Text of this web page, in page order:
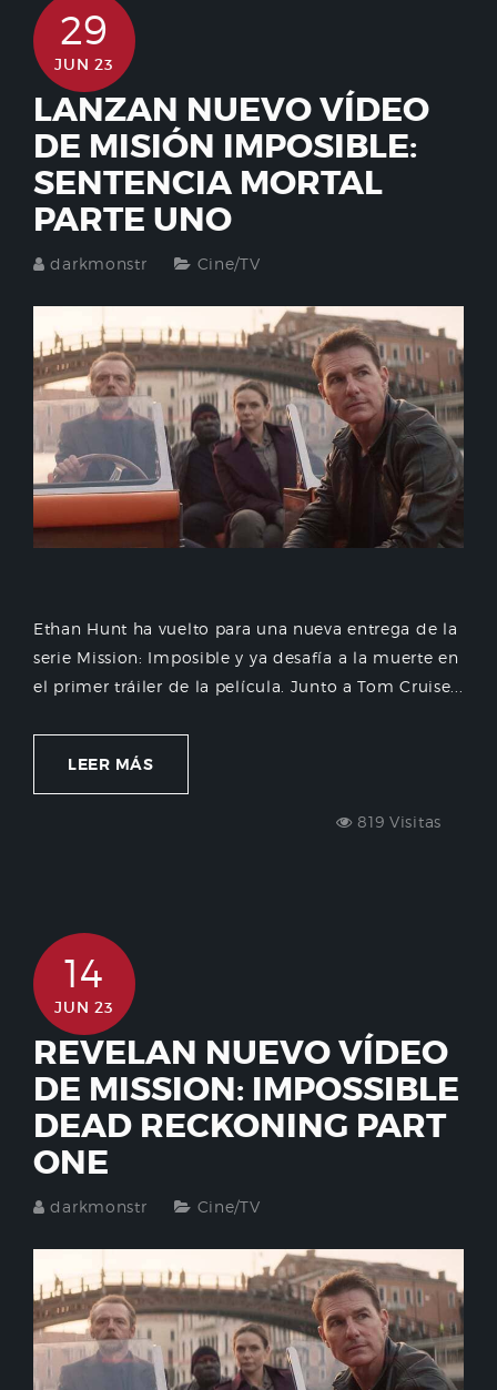
29
JUN 23
LANZAN NUEVO VÍDEO
DE MISIÓN IMPOSIBLE:
SENTENCIA MORTAL
PARTE UNO
darkmonstr Cine/TV
Ethan Hunt ha vuelto para una nueva entrega de la
serie Mission: Imposible y ya desafía a la muerte en
el primer tráiler de la película. Junto a Tom Cruise...
LEER MÁS
819 Visitas
14
JUN 23
REVELAN NUEVO VÍDEO
DE MISSION: IMPOSSIBLE
DEAD RECKONING PART
ONE
darkmonstr Cine/TV